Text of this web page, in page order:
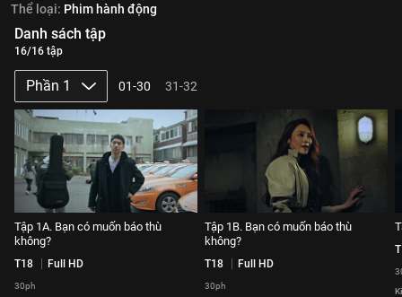
Thể loại: Phim hành động
Danh sách tập
16/16 tập
Phần 1 01-30 31-32
Tập 1A. Bạn có muốn báo thù
không?
T18 Full HD
30ph
Tập 1B. Bạn có muốn báo thù
không?
T18 Full HD
30ph